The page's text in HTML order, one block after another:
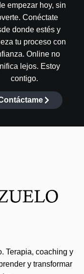
empezar hoy, sin
Conéctate
donde estés y
tu proceso con
Online no
lejos. Estoy
contigo.
Terapia, coaching y
y transformar